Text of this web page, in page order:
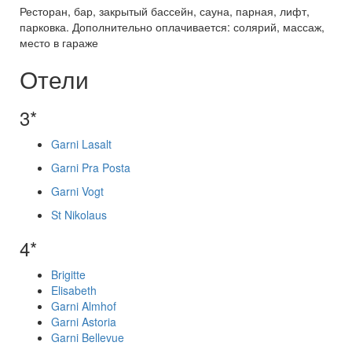
Ресторан, бар, закрытый бассейн, сауна, парная, лифт,
парковка. Дополнительно оплачивается: солярий, массаж,
место в гараже
Отели
3*
Garni Lasalt
Garni Pra Posta
Garni Vogt
St Nikolaus
4*
Brigitte
Elisabeth
Garni Almhof
Garni Astoria
Garni Bellevue